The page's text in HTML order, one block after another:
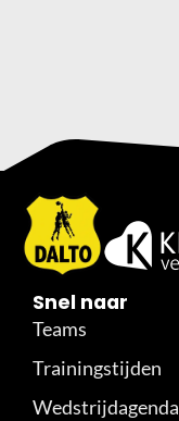
Snel naar
Teams
Trainingstijden
Wedstrijdagenda